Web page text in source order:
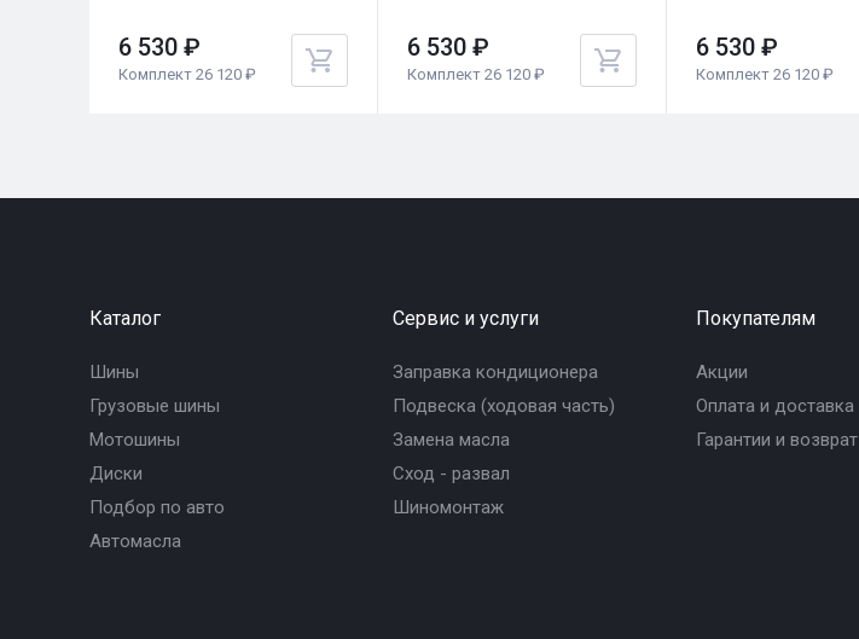
6 530 ₽
Комплект 26 120 ₽
6 530 ₽
Комплект 26 120 ₽
6 530 ₽
Комплект 26 120 ₽
Каталог
Шины
Грузовые шины
Мотошины
Диски
Подбор по авто
Автомасла
Сервис и услуги
Заправка кондиционера
Подвеска (ходовая часть)
Замена масла
Сход - развал
Шиномонтаж
Покупателям
Акции
Оплата и доставка
Гарантии и возврат